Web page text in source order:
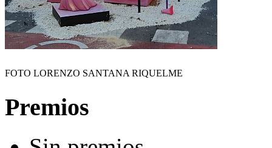
FOTO LORENZO SANTANA RIQUELME
Premios